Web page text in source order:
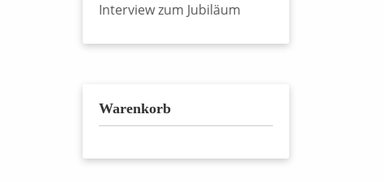
Interview zum Jubiläum
Warenkorb